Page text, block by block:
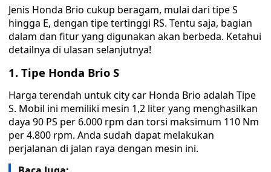
Jenis Honda Brio cukup beragam, mulai dari tipe S
hingga E, dengan tipe tertinggi RS. Tentu saja, bagian
dalam dan fitur yang digunakan akan berbeda. Ketahui
detailnya di ulasan selanjutnya!
1. Tipe Honda Brio S
Harga terendah untuk city car Honda Brio adalah Tipe
S. Mobil ini memiliki mesin 1,2 liter yang menghasilkan
daya 90 PS per 6.000 rpm dan torsi maksimum 110 Nm
per 4.800 rpm. Anda sudah dapat melakukan
perjalanan di jalan raya dengan mesin ini.